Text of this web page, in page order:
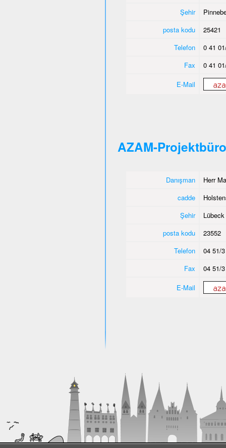
Şehir
posta kodu
25421
Telefon
0 41
Fax
0 41
E-Mail
AZAM-
Danışman
Herr
cadde
Şehir
Lübeck
posta kodu
23552
Telefon
04 51/
Fax
04 51/
E-Mail